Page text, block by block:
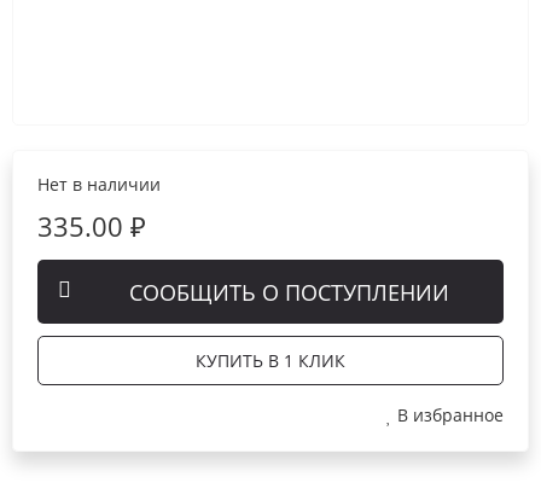
Нет в наличии
335.00 ₽
СООБЩИТЬ О ПОСТУПЛЕНИИ
КУПИТЬ В 1 КЛИК
В избранное